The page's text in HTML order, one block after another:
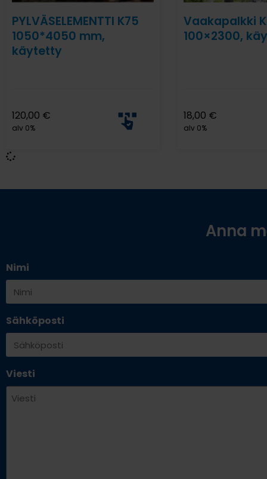
PYLVÄSELEMENTTI K75
1050*4050 mm,
käytetty
120,00 €
alv 0%
Vaakapalkki
100×2300,
18,00 €
alv 0%
Anna
Nimi
Sähköposti
Viesti